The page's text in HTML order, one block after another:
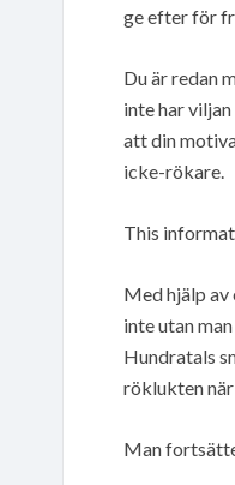
ge efter för
Du är redan
inte har
att din
icke-rökare.
This
Med hjälp av
inte utan
Hundratals
röklukten
Man